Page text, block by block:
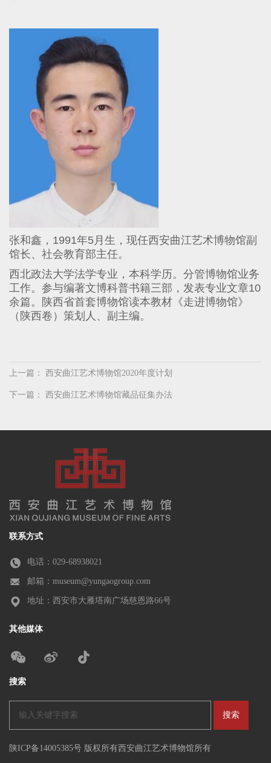
张和鑫， 1991年5月生，现任西安曲江艺术博物馆副
馆长、社会教育部主任。
西北政法大学法学专业，本科学历。分管博物馆业务
工作。参与编著文博科普书籍三部，发表专业文章10
余篇。陕西省首套博物馆读本教材《走进博物馆》
（陕西卷）策划人、副主编。
上一篇： 西安曲江艺术博物馆2020年度计划
下一篇： 西安曲江艺术博物馆藏品征集办法
联系方式
电话：029-68938021
邮箱：museum@yungaogroup.com
地址：西安市大雁塔南广场慈恩路66号
其他媒体
搜索
陕ICP备14005385号 版权所有西安曲江艺术博物馆所有